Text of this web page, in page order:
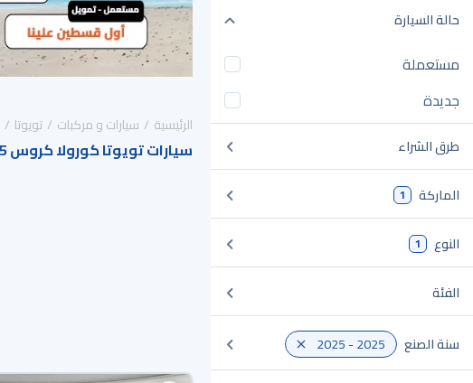
حالة السيارة
مستعملة
جديدة
طرق الشراء
الماركة 1
النوع 1
الفئة
سنة الصنع 2025 - 2025
الرئيسية سيارات و مركبات تويوتا
سيارات تويوتا كورولا كروس 2025 للبيع في السعودية